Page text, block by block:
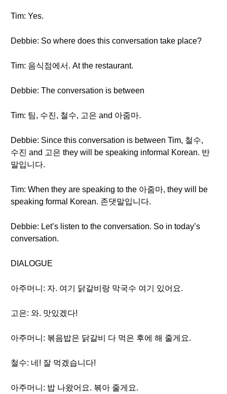
Tim: Yes.
Debbie: So where does this conversation take place?
Tim: 음식점에서. At the restaurant.
Debbie: The conversation is between
Tim: 팀, 수진, 철수, 고은 and 아줌마.
Debbie: Since this conversation is between Tim, 철수,
수진 and 고은 they will be speaking informal Korean. 반
말입니다.
Tim: When they are speaking to the 아줌마, they will be
speaking formal Korean. 존댓말입니다.
Debbie: Let’s listen to the conversation. So in today’s
conversation.
DIALOGUE
아주머니: 자. 여기 닭갈비랑 막국수 여기 있어요.
고은: 와. 맛있겠다!
아주머니: 볶음밥은 닭갈비 다 먹은 후에 해 줄게요.
철수: 네! 잘 먹겠습니다!
아주머니: 밥 나왔어요. 볶아 줄게요.